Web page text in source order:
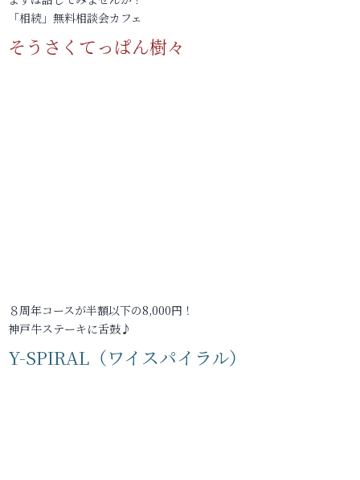
「相続」無料相談会カフェ
そうさくてっぱん樹々
８周年コースが半額以下の8,000円！
神戸牛ステーキに舌鼓♪
Y-SPIRAL（ワイスパイラル）